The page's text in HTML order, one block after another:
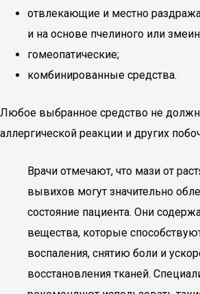
отвлекающие и местно
и на основе пчелиного или
гомеопатические;
комбинированные средства.
Любое выбранное средство не
аллергической реакции и других
Врачи отмечают, что мази от
вывихов могут значительно
состояние пациента. Они
вещества, которые
воспаления, снятию боли и
восстановления тканей.